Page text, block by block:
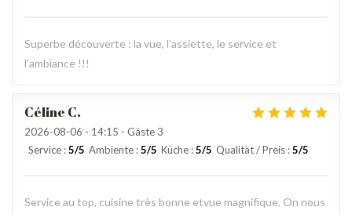
Superbe découverte : la vue, l’assiette, le service et
l’ambiance !!!
Céline C
2026-08-06 - 14:15 - Gäste 3
Service :5/5 Ambiente :5/5 Küche :5/5 Qualität / Preis :5/5
Service au top, cuisine très bonne etvue magnifique. On nous